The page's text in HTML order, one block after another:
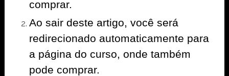
comprar.
Ao sair deste artigo, você será
redirecionado automaticamente para
a página do curso, onde também
pode comprar.